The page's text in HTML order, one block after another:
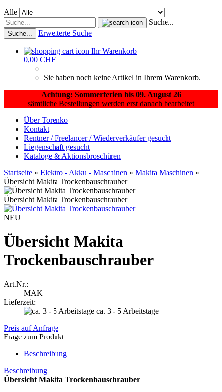
Alle
Suche...
Suche... Erweiterte Suche
Ihr Warenkorb
0,00 CHF
Sie haben noch keine Artikel in Ihrem Warenkorb.
Achtung: Sommerferien bis 09. August 26
sämtliche Bestellungen werden erst danach bearbeitet
Über Torenko
Kontakt
Rentner / Freelancer / Wiederverkäufer gesucht
Liegenschaft gesucht
Kataloge & Aktionsbroschüren
Startseite » Elektro - Akku - Maschinen » Makita Maschinen »
Übersicht Makita Trockenbauschrauber
Übersicht Makita Trockenbauschrauber
NEU
Übersicht Makita
Trockenbauschrauber
Art.Nr.:
MAK
Lieferzeit:
ca. 3 - 5 Arbeitstage
Preis auf Anfrage
Frage zum Produkt
Beschreibung
Beschreibung
Übersicht Makita Trockenbauschrauber